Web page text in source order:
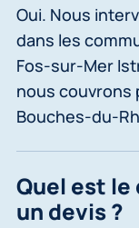
Oui. Nous
dans les
Fos-sur-Mer
nous couvrons
Bouches-du-
Quel est
un devis ?